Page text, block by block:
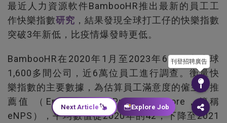
最近人力資源軟件BambooHR推出最新的員工工
作快樂指數研究 ，結果發現全球打工仔的快樂指數
突破3年新低，比疫情爆發時更低。
BambooHR在2020年1月至2023年6月，向全球
1,600多間公司，近6萬位員工進行調查。衡量快
樂指數的主要數據，為估算員工滿意度的僱主淨推
薦值 （Employer Net Promoter Score，簡稱
eNPS），平均數值從2020年的42，下降至2021
刊登招聘廣告
Next Article Explore Job